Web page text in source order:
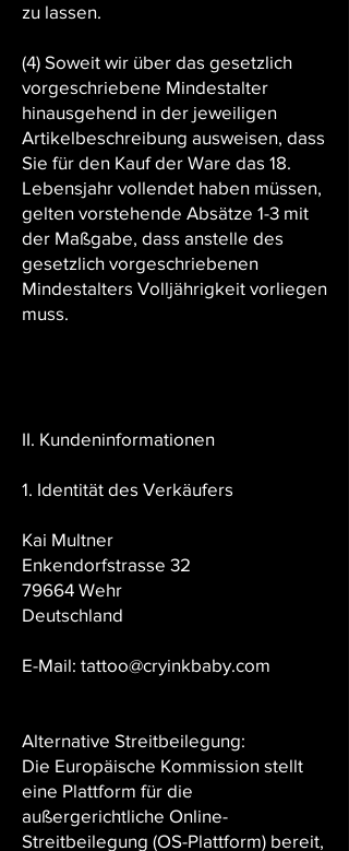
zu lassen.
(4) Soweit wir über das gesetzlich
vorgeschriebene Mindestalter
hinausgehend in der jeweiligen
Artikelbeschreibung ausweisen, dass
Sie für den Kauf der Ware das 18.
Lebensjahr vollendet haben müssen,
gelten vorstehende Absätze 1-3 mit
der Maßgabe, dass anstelle des
gesetzlich vorgeschriebenen
Mindestalters Volljährigkeit vorliegen
muss.
II. Kundeninformationen
1. Identität des Verkäufers
Kai Multner
Enkendorfstrasse 32
79664 Wehr
Deutschland
E-Mail: tattoo@cryinkbaby.com
Alternative Streitbeilegung:
Die Europäische Kommission stellt
eine Plattform für die
außergerichtliche Online-
Streitbeilegung (OS-Plattform) bereit,